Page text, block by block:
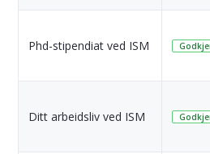
Phd-stipendiat ved ISM
Ditt arbeidsliv ved ISM